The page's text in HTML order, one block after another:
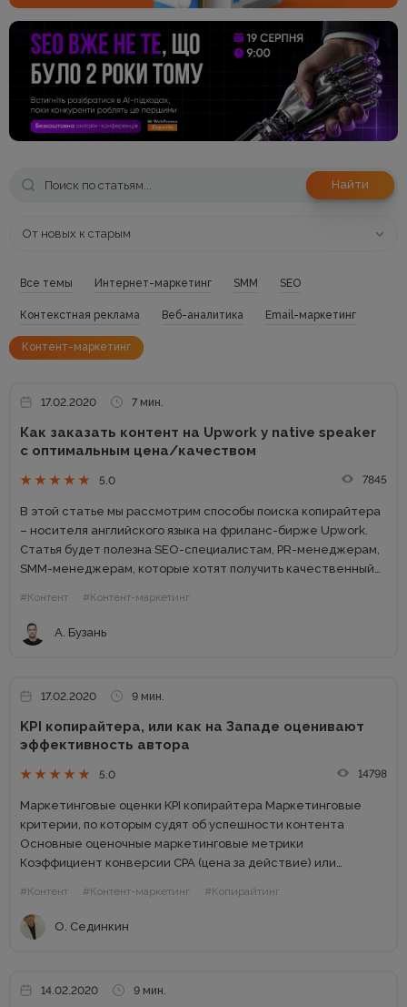
Найти
От новых к старым
Все темы Интернет-маркетинг SMM SEO
Контекстная реклама Веб-аналитика Email-маркетинг
Контент-маркетинг
17.02.2020 7 мин.
Как заказать контент на Upwork у native speaker
с оптимальным цена/качеством
5.0 7845
В этой статье мы рассмотрим способы поиска копирайтера
– носителя английского языка на фриланс-бирже Upwork.
Статья будет полезна SEO-специалистам, PR-менеджерам,
SMM-менеджерам, которые хотят получить качественный
#Контент #Контент-маркетинг
А. Бузань
17.02.2020 9 мин.
KPI копирайтера, или как на Западе оценивают
эффективность автора
5.0 14798
Маркетинговые оценки KPI копирайтера Маркетинговые
критерии, по которым судят об успешности контента
Основные оценочные маркетинговые метрики
Коэффициент конверсии СРА (цена за действие) или
#Контент #Контент-маркетинг #Копирайтинг
О. Сединкин
14.02.2020 9 мин.